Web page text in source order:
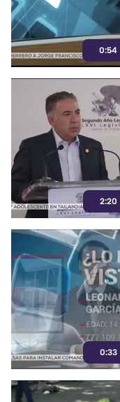
0:54
2:20
0:33